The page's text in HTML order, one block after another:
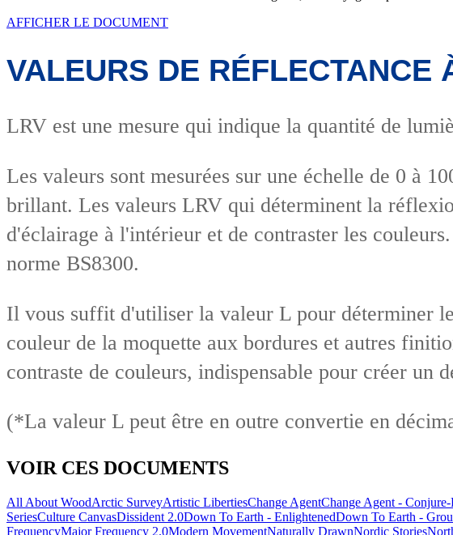
AFFICHER LE DOCUMENT
VALEURS DE RÉFLECTANCE
LRV est une mesure qui indique la quantité de
Les valeurs sont mesurées sur une échelle de 0 à
brillant. Les valeurs LRV qui déterminent la
d'éclairage à l'intérieur et de contraster les
norme BS8300.
Il vous suffit d'utiliser la valeur L pour déterminer
couleur de la moquette aux bordures et autres
contraste de couleurs, indispensable pour créer un
(*La valeur L peut être en outre convertie en
VOIR CES DOCUMENTS
All About WoodArctic SurveyArtistic LibertiesChange AgentChange Agent -
SeriesCulture CanvasDissident 2.0Down To Earth - EnlightenedDown To Earth -
FrequencyMajor Frequency 2.0Modern MovementNaturally DrawnNordic Stories